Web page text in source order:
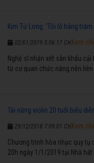
Kim Tử Long: 'Tôi lỗ hàng
02/01/2019 5:06:17 CH
Nghệ sĩ nhận xét sân khấu
từ cơ quan chức năng nên
Xem
Tài năng violin 20 tuổi biểu
29/12/2018 7:09:01 CH
Chương trình hòa nhạc quy tụ
20h ngày 1/1/2019 tại Nhà hát
Xem